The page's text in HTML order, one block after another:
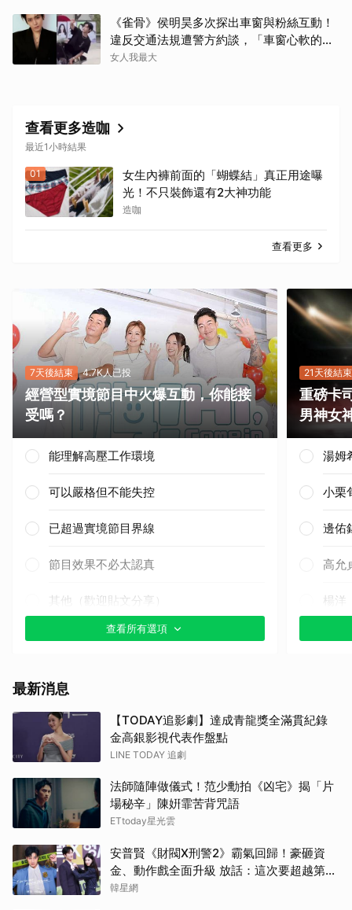
《雀骨》侯明昊多次探出車窗與粉絲互動！
違反交通法規遭警方約談，「車窗心軟的
神」上熱搜
女人我最大
查看更多造咖
最近1小時結果
01
女生內褲前面的「蝴蝶結」真正用途曝
光！不只裝飾還有2大神功能
造咖
查看更多
7天後結束 4.7K人已投
經營型實境節目中火爆互動，你能接
受嗎？
能理解高壓工作環境
可以嚴格但不能失控
已超過實境節目界線
節目效果不必太認真
其他（歡迎貼文分享）
查看所有選項
21天後結束
重磅卡
男神女
湯姆
小栗
邊佑
高允
楊
蘇志
朴恩
最新消息
【TODAY追影劇】達成青龍獎全滿貫紀錄
金高銀影視代表作盤點
LINE TODAY 追劇
法師隨陣做儀式！范少勳拍《凶宅》揭「片
場秘辛」陳姸霏苦背咒語
ETtoday星光雲
安普賢《財閥X刑警2》霸氣回歸！豪砸資
金、動作戲全面升級 放話：這次要超越第一
季
韓星網